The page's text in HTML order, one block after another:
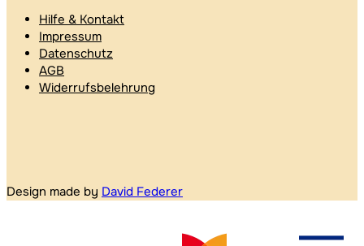
Hilfe & Kontakt
Impressum
Datenschutz
AGB
Widerrufsbelehrung
Design made by David Federer